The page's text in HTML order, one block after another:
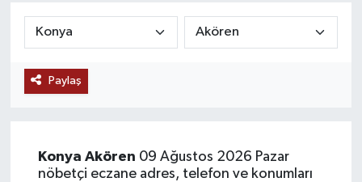
Paylaş
Konya Akören 09 Ağustos 2026 Pazar
nöbetçi eczane adres, telefon ve konumları
Bilim ve Teknoloji
Çevre
Eğitim
Tüm Manşetler
Son Dakika Haberleri